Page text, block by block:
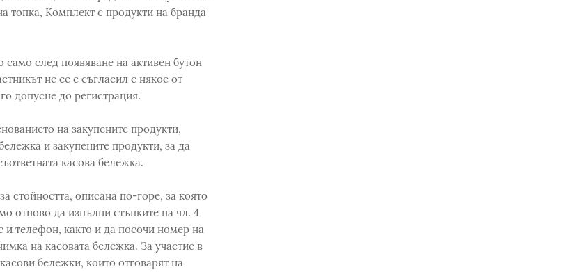
Комплект с продукти на бранда
след появяване на активен бутон
не се е съгласил с някое от
допусне до регистрация.
на закупените продукти,
и закупените продукти, за да
касова бележка.
стойността, описана по-горе, за която
отново да изпълни стъпките на чл. 4
телефон, както и да посочи номер на
на касовата бележка. За участие в
бележки, които отговарят на